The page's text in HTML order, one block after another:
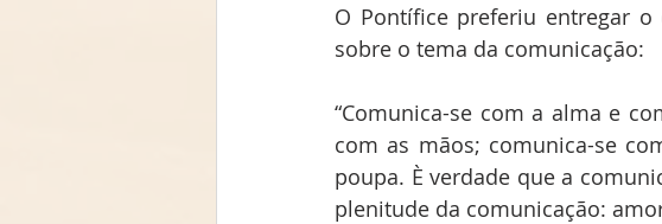
O Pontífice preferiu entregar
sobre o tema da comunicação:
“Comunica-se com a alma e
com as mãos; comunica-se
poupa. È verdade que a
plenitude da comunicação: